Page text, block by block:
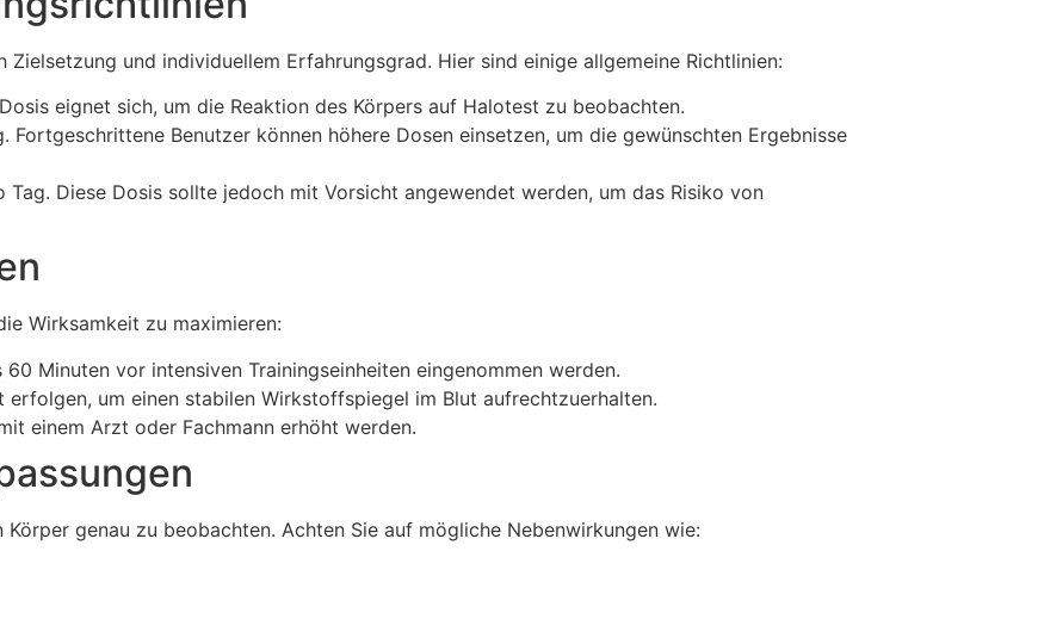
und individuellem Erfahrungsgrad. Hier sind einige allgemeine Richtlinien:
eignet sich, um die Reaktion des Körpers auf Halotest zu beobachten.
Fortgeschrittene Benutzer können höhere Dosen einsetzen, um die gewünschten Ergebnisse
Tag. Diese Dosis sollte jedoch mit Vorsicht angewendet werden, um das Risiko von
Wirksamkeit zu maximieren:
Minuten vor intensiven Trainingseinheiten eingenommen werden.
um einen stabilen Wirkstoffspiegel im Blut aufrechtzuerhalten.
einem Arzt oder Fachmann erhöht werden.
genau zu beobachten. Achten Sie auf mögliche Nebenwirkungen wie: